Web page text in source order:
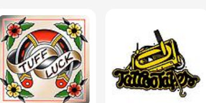
hvorfor han stadig kan ramme
et ungt menneske i dag? Som
nu 13-årige Sølve og Thor, der
netop har meldt sig ind i den
officielle Elvis-fanklub i